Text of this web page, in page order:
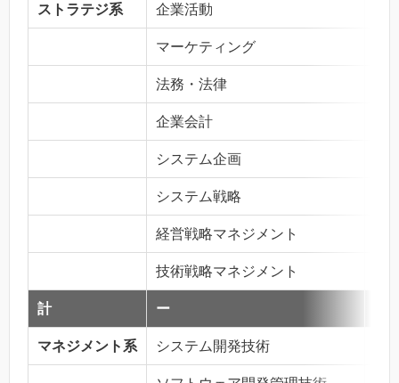
ストラテジ系 企業活動
マーケティング
法務・法律
企業会計
システム企画
システム戦略
経営戦略マネジメント
技術戦略マネジメント
計 ー
マネジメント系 システム開発技術